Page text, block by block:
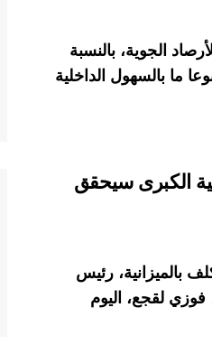
الجوية، بالنسبة
ما بالسهول الداخلية
الكبرى سيحقق
بالميزانية، رئيس
فوزي لقجع، اليوم